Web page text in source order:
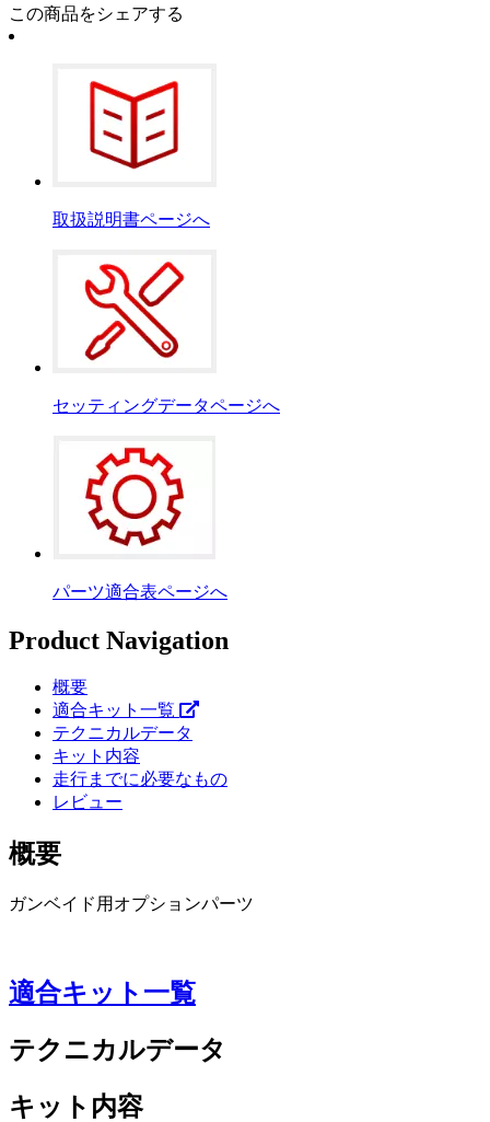
この商品をシェアする
取扱説明書ページへ
セッティングデータページへ
パーツ適合表ページへ
Product Navigation
概要
適合キット一覧
テクニカルデータ
キット内容
走行までに必要なもの
レビュー
概要
ガンベイド用オプションパーツ
適合キット一覧
テクニカルデータ
キット内容